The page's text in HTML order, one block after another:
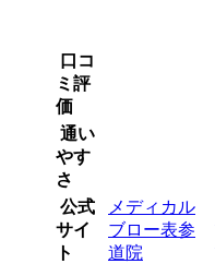
口コ
ミ評
価
通い
やす
さ
公式
サイ
ト
メディカル
ブロー表参
道院